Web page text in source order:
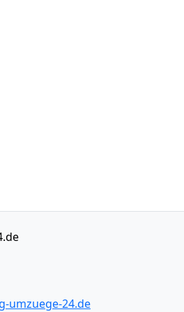
umzuege-24.de